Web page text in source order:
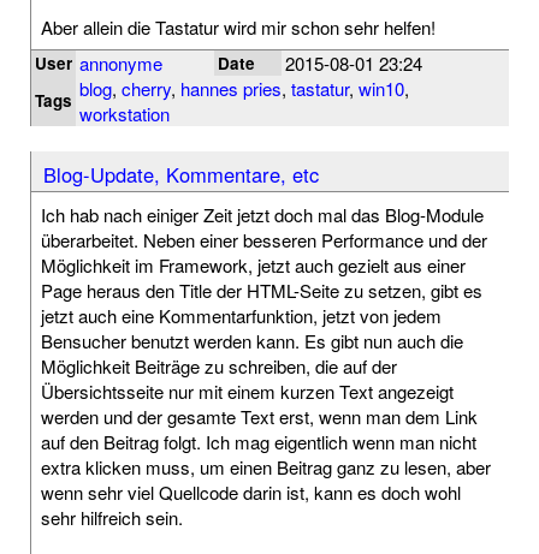
Aber allein die Tastatur wird mir schon sehr helfen!
User annonyme Date 2015-08-01 23:24
Tags blog, cherry, hannes pries, tastatur, win10,
workstation
Blog-Update, Kommentare, etc
Ich hab nach einiger Zeit jetzt doch mal das Blog-Module
überarbeitet. Neben einer besseren Performance und der
Möglichkeit im Framework, jetzt auch gezielt aus einer
Page heraus den Title der HTML-Seite zu setzen, gibt es
jetzt auch eine Kommentarfunktion, jetzt von jedem
Bensucher benutzt werden kann. Es gibt nun auch die
Möglichkeit Beiträge zu schreiben, die auf der
Übersichtsseite nur mit einem kurzen Text angezeigt
werden und der gesamte Text erst, wenn man dem Link
auf den Beitrag folgt. Ich mag eigentlich wenn man nicht
extra klicken muss, um einen Beitrag ganz zu lesen, aber
wenn sehr viel Quellcode darin ist, kann es doch wohl
sehr hilfreich sein.